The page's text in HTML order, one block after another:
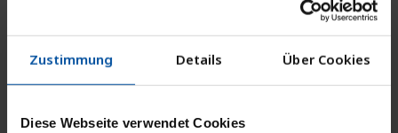
Zustimmung Details Über Cookies
Diese Webseite verwendet Cookies
Unsere E-Mail-Adresse finden Sie oben im Impressum.
Wir sind nicht bereit oder verpflichtet, an